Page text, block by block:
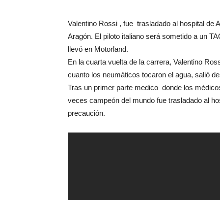
Valentino Rossi , fue trasladado al hospital de
Aragón. El piloto italiano será sometido a un
llevó en Motorland.
En la cuarta vuelta de la carrera, Valentino
cuanto los neumáticos tocaron el agua, salió
Tras un primer parte medico donde los
veces campeón del mundo fue trasladado al
precaución.